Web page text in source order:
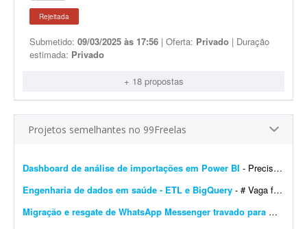
Rejeitada
Submetido: 09/03/2025 às 17:56 | Oferta: Privado | Duração
estimada: Privado
+ 18 propostas
Projetos semelhantes no 99Freelas
Dashboard de análise de importações em Power BI - Preciso de um profissional em Power BI para me auxiliar no desenvolvimento de um dashboard de análise de importações de certos produtos na América do Sul. Meu conhecime...
Engenharia de dados em saúde - ETL e BigQuery - # Vaga freelancer - Especialista em Dados de Saúde (Pleno/Sênior) | ETL, BigQuery e Integração de Sistemas ## Sobre o projeto Buscamos um profissional, nível Ple...
Migração e resgate de WhatsApp Messenger travado para WhatsApp Business